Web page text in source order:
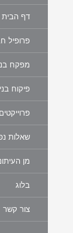
דף הבית
פרופיל
מפקח
פיקוח
פרוייקטים
שאלות
מן
בלוג
צור קשר